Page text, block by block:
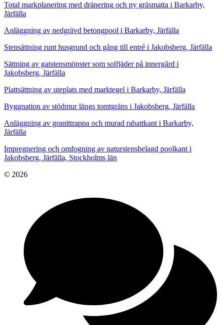
Total markplanering med dränering och ny gräsmatta i Barkarby,
Järfälla
Anläggning av nedgrävd betongpool i Barkarby, Järfälla
Stensättning runt husgrund och gång till entré i Jakobsberg, Järfälla
Sättning av gatstensmönster som solfjäder på innergård i
Jakobsberg, Järfälla
Plattsättning av uteplats med marktegel i Barkarby, Järfälla
Byggnation av stödmur längs tomtgräns i Jakobsberg, Järfälla
Anläggning av granittrappa och murad rabattkant i Barkarby,
Järfälla
Impregnering och omfogning av naturstensbelagd poolkant i
Jakobsberg, Järfälla, Stockholms län
© 2026